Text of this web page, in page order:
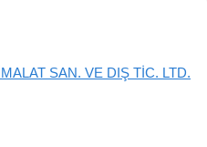
SAN. VE DIŞ TİC. LTD.